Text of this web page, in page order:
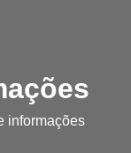
informações